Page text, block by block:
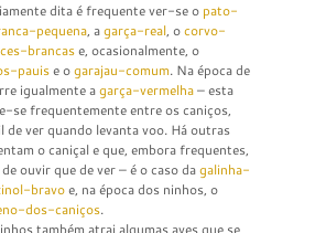
dita é frequente ver-se o pato-
pequena, agarça-real, ocorvo-
brancase, ocasionalmente, o
pauise ogarajau-comum. Na época de
igualmente agarça-vermelha– esta
se frequentemente entre os caniços,
de ver quando levanta voo. Há outras
o caniçal e que, embora frequentes,
ouvir que de ver – é o caso dagalinha-
bravoe, na época dos ninhos, o
dos-caniços.